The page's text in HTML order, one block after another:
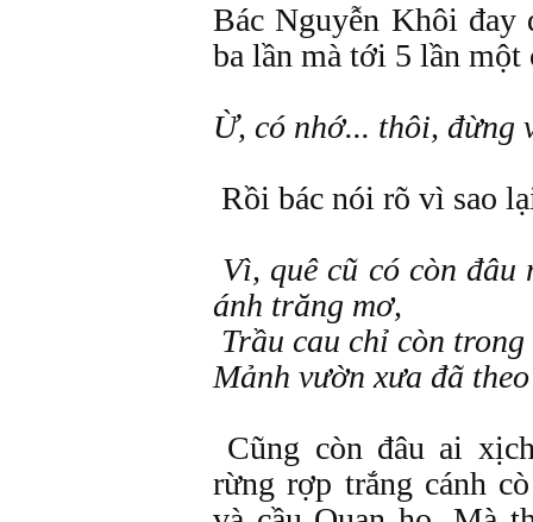
Bác Nguyễn Khôi
ba lần mà tới 5 lần một
Ừ, có nhớ... thôi, đừng
Rồi bác nói rõ vì sao
Vì, quê cũ có còn
ánh trăng mơ,
Trầu cau chỉ còn
Mảnh vườn xưa đã
Cũng còn đâu ai
rừng rợp trắng cánh